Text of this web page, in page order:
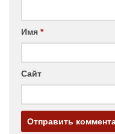
Имя *
Сайт